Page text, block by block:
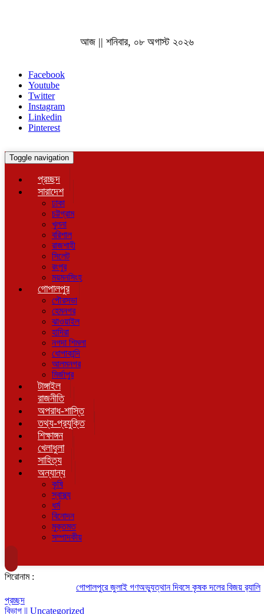
আজ || শনিবার, ০৮ অগাস্ট ২০২৬
Facebook
Youtube
Twitter
Instagram
Linkedin
Pinterest
Toggle navigation
প্রচ্ছদ
সারাদেশ
ঢাকা
চট্টগ্রাম
খুলনা
বরিশাল
রাজশাহী
সিলেট
রংপুর
ময়মনসিংহ
গোপালপুর
পৌরসভা
হেমনগর
ঝাওয়াইল
হাদিরা
নগদা শিমলা
ধোপাকান্দি
আলমনগর
মির্জাপুর
টাঙ্গাইল
রাজনীতি
অপরাধ-শাস্তি
তথ্য-প্রযুক্তি
শিক্ষাঙ্গন
খেলাধুলা
সাহিত্য
অন্যান্য
কৃষি
স্বাস্থ্য
ধর্ম
বিনোদন
মুক্তমত
সম্পাদকীয়
শিরোনাম :
গোপালপুরে জুলাই গণঅভ্যুত্থান দিবসে কৃষক দলের বিজয় র‍্যালি
প্রচ্ছদ
বিভাগ || Uncategorized